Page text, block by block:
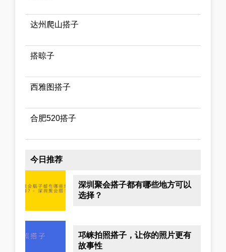
达州爬山搭子
搭晾子
西雅图搭子
合肥520搭子
今日推荐
深圳聚会搭子都有哪些地方可以
选择？
邛崃拍照搭子，让你的照片更有
故事性